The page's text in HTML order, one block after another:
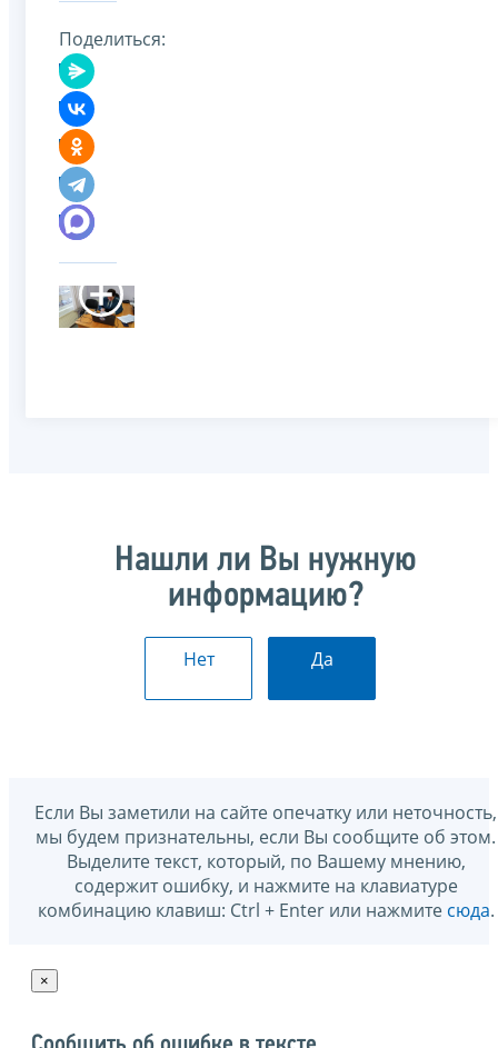
Поделиться:
Нашли ли Вы нужную
информацию?
Нет Да
Если Вы заметили на сайте опечатку или неточность,
мы будем признательны, если Вы сообщите об этом.
Выделите текст, который, по Вашему мнению,
содержит ошибку, и нажмите на клавиатуре
комбинацию клавиш: Ctrl + Enter или нажмите сюда.
×